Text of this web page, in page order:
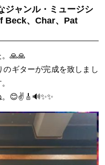
ジャンル・ミュージシ
Beck、Char、Pat
🙏🙏
ギターが完成を致しまし
😊✌️🎸🔊✨✨